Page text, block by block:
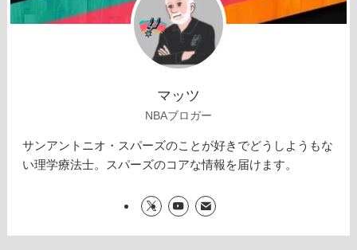
マッツ
NBAブロガー
サンアントニオ・スパーズのことが好きでどうしようもな
い理学療法士。スパーズのコアな情報を届けます。